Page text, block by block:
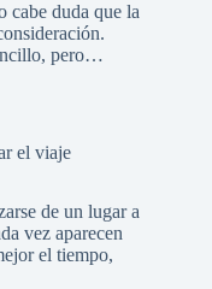
cabe duda que la
pero…
el viaje
de un lugar a
vez aparecen
el tiempo,